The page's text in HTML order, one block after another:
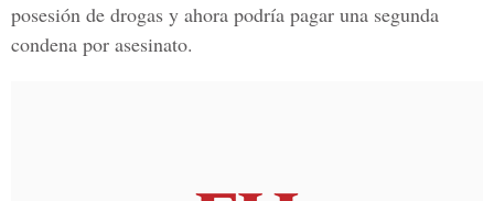
posesión de drogas y ahora podría pagar una segunda
condena por asesinato.